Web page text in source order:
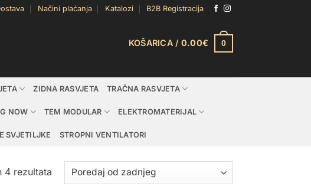
Načini plaćanja Katalozi B2B Registracija
KOŠARICA / 0.00€ 0
ZIDNA RASVJETA TRAČNA RASVJETA
NOW TEM MODULAR ELEKTROMATERIJAL
SVJETILJKE STROPNI VENTILATORI
4 rezultataPoredano